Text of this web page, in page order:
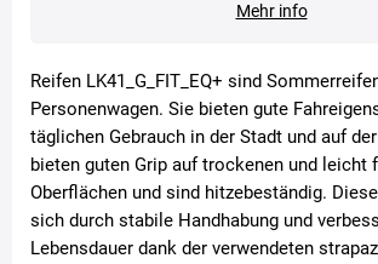
Mehr info
Reifen LK41_G_FIT_EQ+ sind
Personenwagen. Sie bieten gute
täglichen Gebrauch in der Stadt und auf
bieten guten Grip auf trockenen und leicht
Oberflächen und sind hitzebeständig.
sich durch stabile Handhabung und
Lebensdauer dank der verwendeten